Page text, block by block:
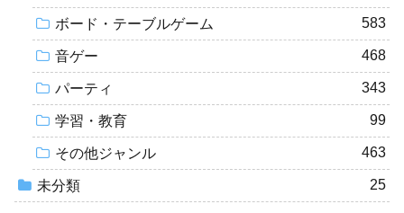
ボード・テーブルゲーム 583
音ゲー 468
パーティ 343
学習・教育 99
その他ジャンル 463
未分類 25